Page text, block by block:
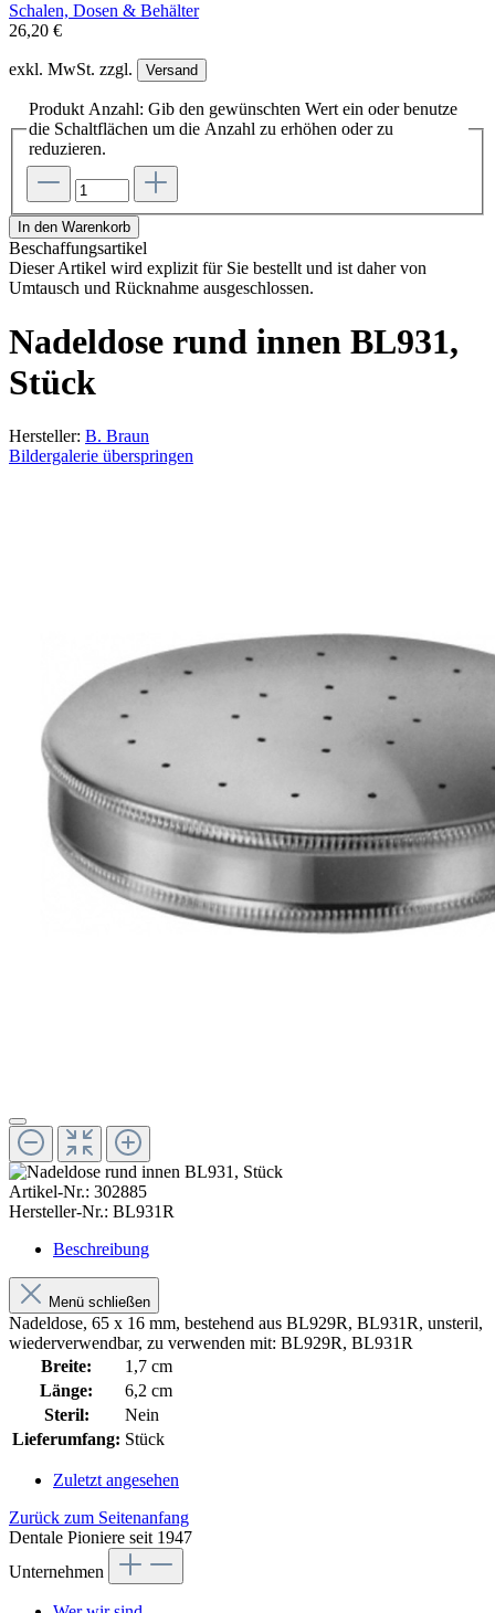
Schalen, Dosen & Behälter
26,20 €
exkl. MwSt. zzgl. Versand
Produkt Anzahl: Gib den gewünschten Wert ein oder benutze
die Schaltflächen um die Anzahl zu erhöhen oder zu
reduzieren.
In den Warenkorb
Beschaffungsartikel
Dieser Artikel wird explizit für Sie bestellt und ist daher von
Umtausch und Rücknahme ausgeschlossen.
Nadeldose rund innen BL931,
Stück
Hersteller: B. Braun
Bildergalerie überspringen
Artikel-Nr.: 302885
Hersteller-Nr.: BL931R
Beschreibung
Menü schließen
Nadeldose, 65 x 16 mm, bestehend aus BL929R, BL931R, unsteril,
wiederverwendbar, zu verwenden mit: BL929R, BL931R
Breite:
1,7 cm
Länge:
6,2 cm
Steril:
Nein
Lieferumfang: Stück
Zuletzt angesehen
Zurück zum Seitenanfang
Dentale Pioniere seit 1947
Unternehmen